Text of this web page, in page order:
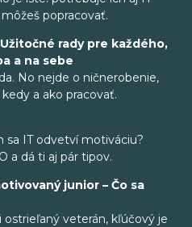
popracovať.
rady pre každého,
a na sebe
No nejde o ničnerobenie,
a ako pracovať.
sa IT odvetví motiváciu?
a dá ti aj pár tipov.
junior – Čo sa
ostrieľaný veterán, kľúčový je